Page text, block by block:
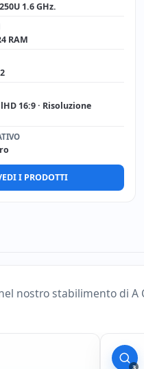
1.6 GHz.
RAM
16:9 · Risoluzione
I PRODOTTI
nostro stabilimento di A
3